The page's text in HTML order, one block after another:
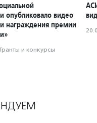
опубликовало видео
награждения премии
Гранты и конкурсы